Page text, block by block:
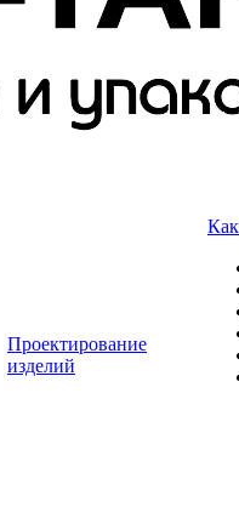
Проектирование
изделий